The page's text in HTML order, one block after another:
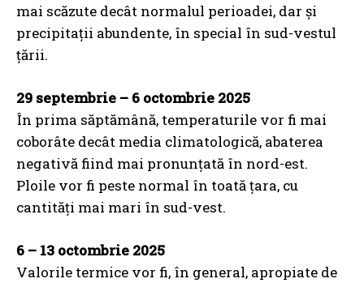
mai scăzute decât normalul perioadei, dar și
precipitații abundente, în special în sud-vestul
țării.
29 septembrie – 6 octombrie 2025
În prima săptămână, temperaturile vor fi mai
coborâte decât media climatologică, abaterea
negativă fiind mai pronunțată în nord-est.
Ploile vor fi peste normal în toată țara, cu
cantități mai mari în sud-vest.
6 – 13 octombrie 2025
Valorile termice vor fi, în general, apropiate de